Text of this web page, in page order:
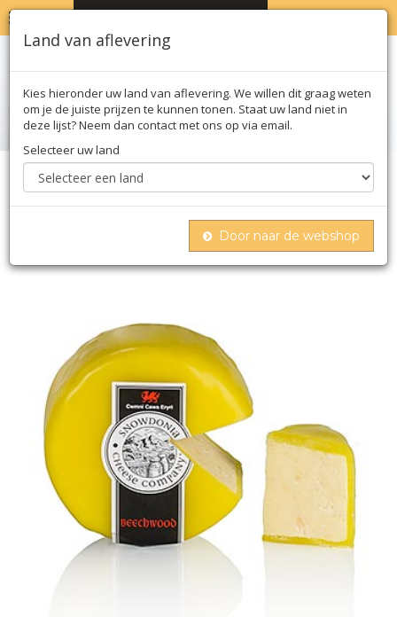
Home Noten & zuivel
Snowdonia - beechwood smoked, gerookte
Land van aflevering
Kies hieronder uw land van aflevering. We willen dit graag weten
om je de juiste prijzen te kunnen tonen. Staat uw land niet in
deze lijst? Neem dan contact met ons op via email.
Selecteer uw land
Door naar de webshop